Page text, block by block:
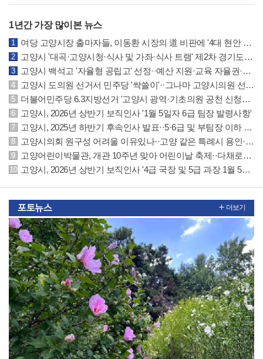
1년간 가장 많이본 뉴스
여당 고양시장 출마자들, 이동환 시장의 道 비판에 '4대 현안 실패는 본인 무능 결과'
고양시 '대곡·고양시청·식사 및 가좌·식사 트램' 제2차 경기도 도시철도망에 반영
고양시 백석고 '자율형 공립고' 선정··예산 지원·교육 자율권·지역협력 확대 등 특례
고양시 도의원 선거서 민주당 '싹쓸이'··그나마 고양시의원 선거는 국민의힘 선방
더불어민주당 6.3지방선거 '고양시 광역·기초의원 공천 신청자' 명단 공개
고양시, 2026년 상반기 보직인사 '1월 5일자 6급 팀장 발령사항'
고양시, 2025년 하반기 후속인사 발표··5·6급 및 부팀장 이하 인사발령 사항
고양시의회 원구성 어려울 이유있나··고양 같은 특례시 용인·수원시의회 참조하길
고양어린이박물관, 개관 10주년 맞아 어린이날 축제··다채로운 체험·공연·마켓 운영
고양시, 2026년 상반기 보직인사 '4급 국장 및 5급 과장 1월 5일자 발령사항'
포토뉴스 더보기